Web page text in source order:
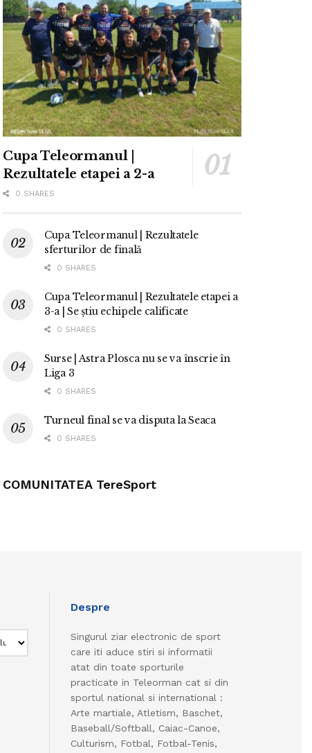
Cupa Teleormanul |
Rezultatele etapei a 2-a
0 SHARES
Cupa Teleormanul | Rezultatele
sferturilor de finală
0 SHARES
Cupa Teleormanul | Rezultatele etapei a
3-a | Se știu echipele calificate
0 SHARES
Surse | Astra Plosca nu se va înscrie în
Liga 3
0 SHARES
Turneul final se va disputa la Seaca
0 SHARES
COMUNITATEA TereSport
Despre
Singurul ziar electronic de sport
care iti aduce stiri si informatii
atat din toate sporturile
practicate in Teleorman cat si din
sportul national si international :
Arte martiale, Atletism, Baschet,
Baseball/Softball, Caiac-Canoe,
Culturism, Fotbal, Fotbal-Tenis,